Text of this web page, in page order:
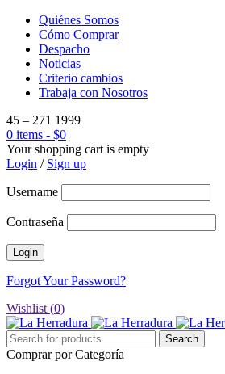
Quiénes Somos
Cómo Comprar
Despacho
Noticias
Criterio cambios
Trabaja con Nosotros
45 – 271 1999
0 items - $0
Your shopping cart is empty
Login / Sign up
Username
Contraseña
Forgot Your Password?
Wishlist (0)
Comprar por Categoría